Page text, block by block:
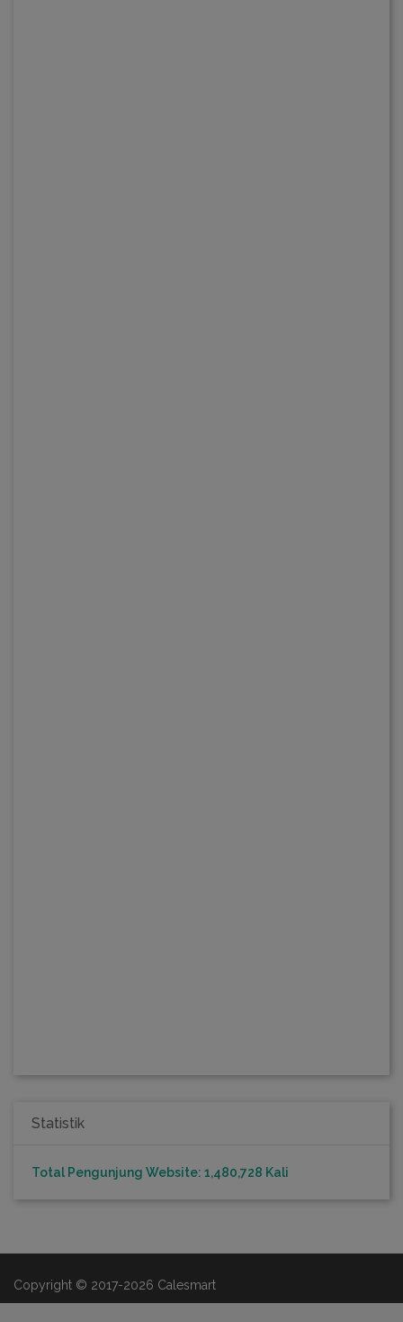
Statistik
Total Pengunjung Website: 1,480,728 Kali
Copyright © 2017-2026 Calesmart